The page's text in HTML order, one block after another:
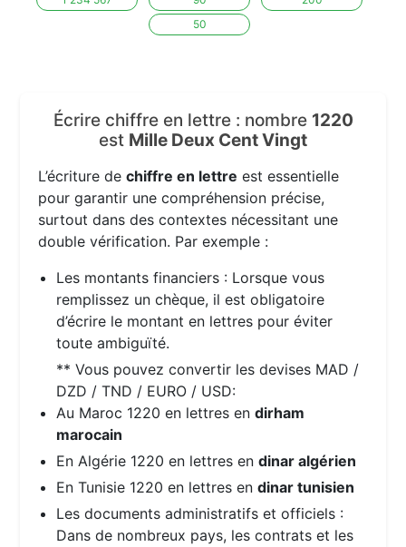
50
Écrire chiffre en lettre : nombre 1220
est Mille Deux Cent Vingt
L’écriture dechiffre en lettre est essentielle
pour garantir une compréhension précise,
surtout dans des contextes nécessitant une
double vérification. Par exemple :
Les montants financiers : Lorsque vous
remplissez un chèque, il est obligatoire
d’écrire le montant en lettres pour éviter
toute ambiguïté.
** Vous pouvez convertir les devises MAD /
DZD / TND / EURO / USD:
Au Maroc 1220 en lettres endirham
marocain
En Algérie 1220 en lettres endinar algérien
En Tunisie 1220 en lettres endinar tunisien
Les documents administratifs et officiels :
Dans de nombreux pays, les contrats et les